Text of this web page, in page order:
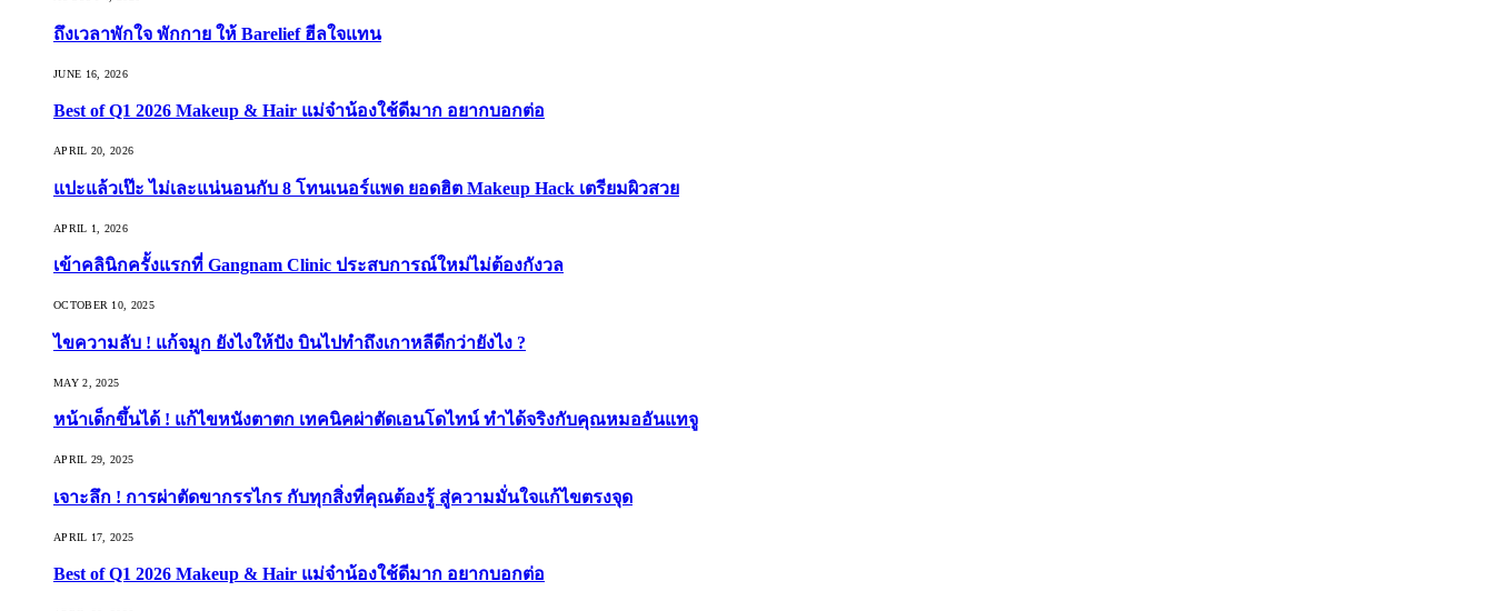
ถึงเวลาพักใจ พักกาย ให้ Barelief ฮีลใจแทน
JUNE 16, 2026
Best of Q1 2026 Makeup & Hair แม่จ๋าน้องใช้ดีมาก อยากบอกต่อ
APRIL 20, 2026
แปะแล้วเป๊ะ ไม่เละแน่นอนกับ 8 โทนเนอร์แพด ยอดฮิต Makeup Hack เตรียมผิวสวย
APRIL 1, 2026
เข้าคลินิกครั้งแรกที่ Gangnam Clinic ประสบการณ์ใหม่ไม่ต้องกังวล
OCTOBER 10, 2025
ไขความลับ ! แก้จมูก ยังไงให้ปัง บินไปทำถึงเกาหลีดีกว่ายังไง ?
MAY 2, 2025
หน้าเด็กขึ้นได้ ! แก้ไขหนังตาตก เทคนิคผ่าตัดเอนโดไทน์ ทำได้จริงกับคุณหมออันแทจู
APRIL 29, 2025
เจาะลึก ! การผ่าตัดขากรรไกร กับทุกสิ่งที่คุณต้องรู้ สู่ความมั่นใจแก้ไขตรงจุด
APRIL 17, 2025
Best of Q1 2026 Makeup & Hair แม่จ๋าน้องใช้ดีมาก อยากบอกต่อ